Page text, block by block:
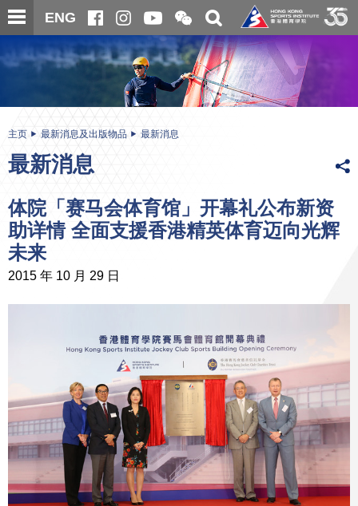
跳
至
内
ENG
开
合
微
信
二
维
码
关
搜
寻
内
主页 最新消息及出版物品 最新消息
最新消息
体院「赛马会体育馆」开幕礼公布新资
助详情 全面支援香港精英体育迈向光辉
未来
2015 年 10 月 29 日